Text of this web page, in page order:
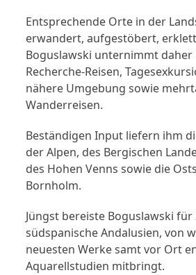
Entsprechende Orte in der
erwandert, aufgestöbert,
Boguslawski unternimmt daher
Recherche-Reisen,
nähere Umgebung sowie
Wanderreisen.
Beständigen Input liefern ihm
der Alpen, des Bergischen
des Hohen Venns sowie die
Bornholm.
Jüngst bereiste Boguslawski
südspanische Andalusien, von
neuesten Werke samt vor Ort
Aquarellstudien mitbringt.